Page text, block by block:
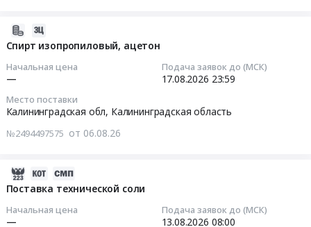
Спирт изопропиловый, ацетон
Начальная цена
—
Подача заявок до (МСК)
17.08.2026 23:59
Место поставки
Калининградская обл, Калининградская область
№2494497575 от 06.08.26
Поставка технической соли
Начальная цена
—
Подача заявок до (МСК)
13.08.2026 08:00